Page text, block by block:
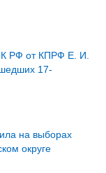
РФ от КПРФ Е. И.
17-
на выборах
округе